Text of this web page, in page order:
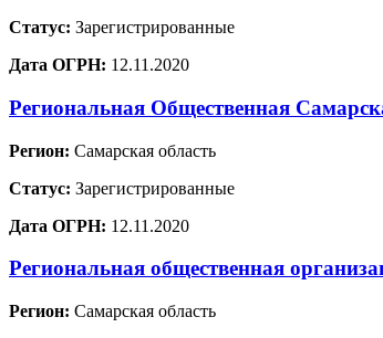
Статус: Зарегистрированные
Дата ОГРН: 12.11.2020
Региональная Общественная
Регион: Самарская область
Статус: Зарегистрированные
Дата ОГРН: 12.11.2020
Региональная общественная
Регион: Самарская область